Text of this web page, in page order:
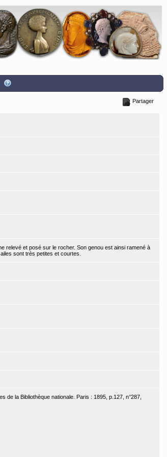
Partager
relevé et posé sur le rocher. Son genou est ainsi ramené à
sont très petites et courtes.
de la Bibliothèque nationale. Paris : 1895, p.127, n°287,